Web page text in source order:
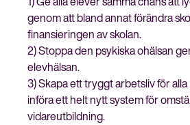
genom att bland annat förändra
finansieringen av skolan.
2) Stoppa den psykiska ohälsan
elevhälsan.
3) Skapa ett tryggt arbetsliv för
införa ett helt nytt system för
vidareutbildning.